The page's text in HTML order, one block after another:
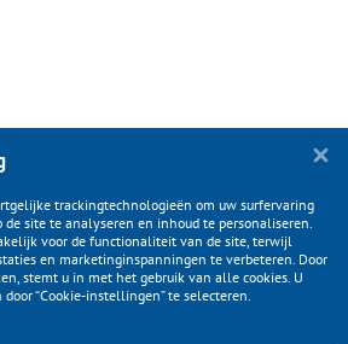
trackingtechnologieën om uw surfervaring
site te analyseren en inhoud te personaliseren.
voor de functionaliteit van de site, terwijl
en marketinginspanningen te verbeteren. Door
stemt u in met het gebruik van alle cookies. U
“Cookie-instellingen” te selecteren.